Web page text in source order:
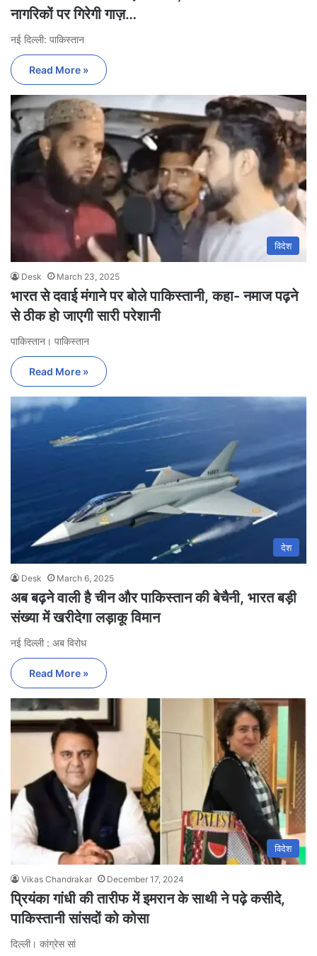
नागरिकों पर गिरेगी गाज़…
नई दिल्ली: पाकिस्तान
Read More »
विदेश
Desk March 23, 2025
भारत से दवाई मंगाने पर बोले पाकिस्तानी, कहा- नमाज पढ़ने
से ठीक हो जाएगी सारी परेशानी
पाकिस्तान। पाकिस्तान
Read More »
देश
Desk March 6, 2025
अब बढ़ने वाली है चीन और पाकिस्तान की बेचैनी, भारत बड़ी
संख्या में खरीदेगा लड़ाकू विमान
नई दिल्ली : अब विरोध
Read More »
विदेश
Vikas Chandrakar December 17, 2024
प्रियंका गांधी की तारीफ में इमरान के साथी ने पढ़े कसीदे,
पाकिस्तानी सांसदों को कोसा
दिल्ली। कांग्रेस सां